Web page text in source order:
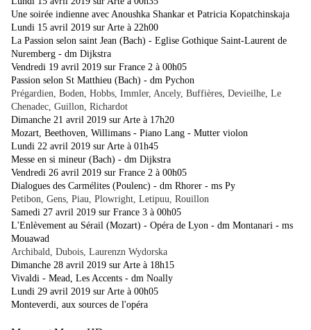
Une soirée indienne avec Anoushka Shankar et Patricia Kopatchinskaja
Lundi 15 avril 2019 sur Arte à 22h00
La Passion selon saint Jean (Bach) - Eglise Gothique Saint-Laurent de
Nuremberg - dm Dijkstra
Vendredi 19 avril 2019 sur France 2 à 00h05
Passion selon St Matthieu (Bach) - dm Pychon
Prégardien, Boden, Hobbs, Immler, Ancely, Buffières, Devieilhe, Le
Chenadec, Guillon, Richardot
Dimanche 21 avril 2019 sur Arte à 17h20
Mozart, Beethoven, Willimans - Piano Lang - Mutter violon
Lundi 22 avril 2019 sur Arte à 01h45
Messe en si mineur (Bach) - dm Dijkstra
Vendredi 26 avril 2019 sur France 2 à 00h05
Dialogues des Carmélites (Poulenc) - dm Rhorer - ms Py
Petibon, Gens, Piau, Plowright, Letipuu, Rouillon
Samedi 27 avril 2019 sur France 3 à 00h05
L'Enlèvement au Sérail (Mozart) - Opéra de Lyon - dm Montanari - ms
Mouawad
Archibald, Dubois, Laurenzn Wydorska
Dimanche 28 avril 2019 sur Arte à 18h15
Vivaldi - Mead, Les Accents - dm Noally
Lundi 29 avril 2019 sur Arte à 00h05
Monteverdi, aux sources de l'opéra